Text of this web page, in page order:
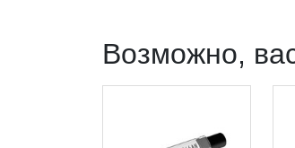
Возможно,